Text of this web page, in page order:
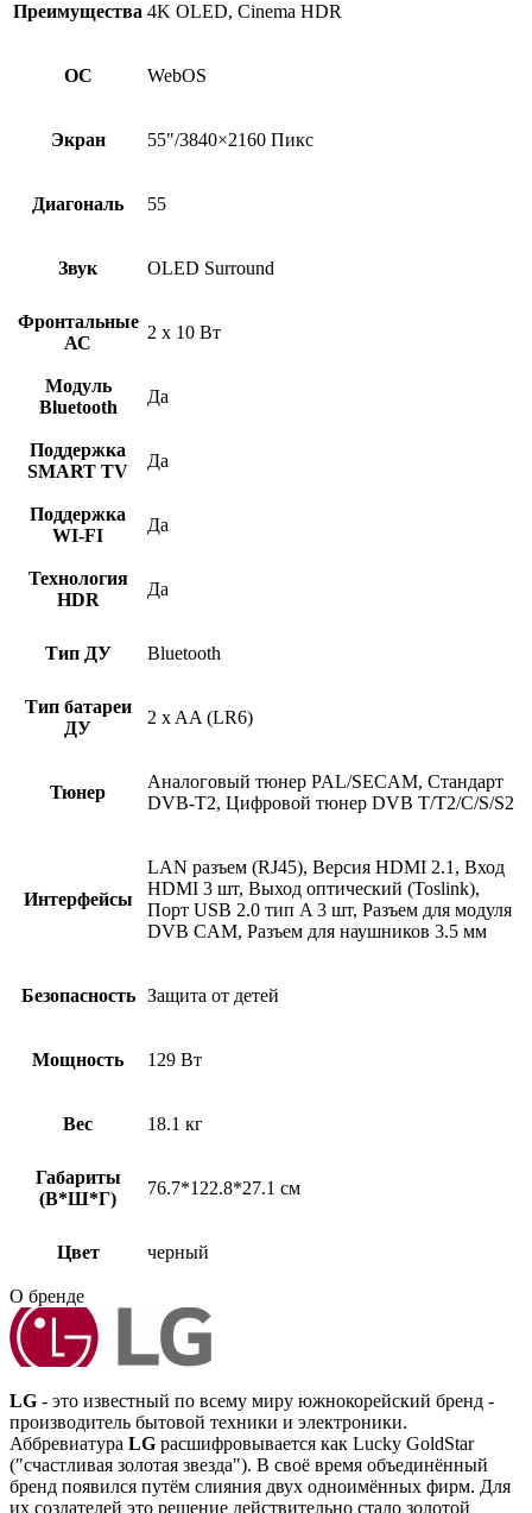
Преимущества 4K OLED, Cinema HDR
ОС WebOS
Экран 55"/3840×2160 Пикс
Диагональ 55
Звук OLED Surround
Фронтальные
АС
2 x 10 Вт
Модуль
Bluetooth
Да
Поддержка
SMART TV
Да
Поддержка
WI-FI
Да
Технология
HDR
Да
Тип ДУ Bluetooth
Тип батареи
ДУ
2 x AA (LR6)
Тюнер
Аналоговый тюнер PAL/SECAM, Стандарт
DVB-T2, Цифровой тюнер DVB T/T2/C/S/S2
Интерфейсы
LAN разъем (RJ45), Версия HDMI 2.1, Вход
HDMI 3 шт, Выход оптический (Toslink),
Порт USB 2.0 тип A 3 шт, Разъем для модуля
DVB CAM, Разъем для наушников 3.5 мм
Безопасность Защита от детей
Мощность 129 Вт
Вес 18.1 кг
Габариты
(В*Ш*Г)
76.7*122.8*27.1 см
Цвет черный
О бренде
LG - это известный по всему миру южнокорейский бренд -
производитель бытовой техники и электроники.
Аббревиатура LG расшифровывается как Lucky GoldStar
("счастливая золотая звезда"). В своё время объединённый
бренд появился путём слияния двух одноимённых фирм. Для
их создателей это решение действительно стало золотой